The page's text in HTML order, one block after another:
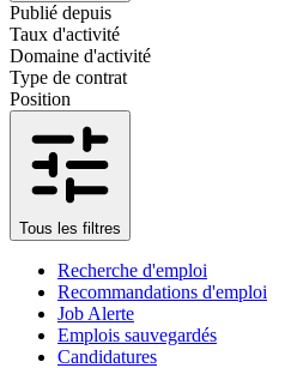
Publié depuis
Taux d'activité
Domaine d'activité
Type de contrat
Position
Tous les filtres
Recherche d'emploi
Recommandations d'emploi
Job Alerte
Emplois sauvegardés
Candidatures